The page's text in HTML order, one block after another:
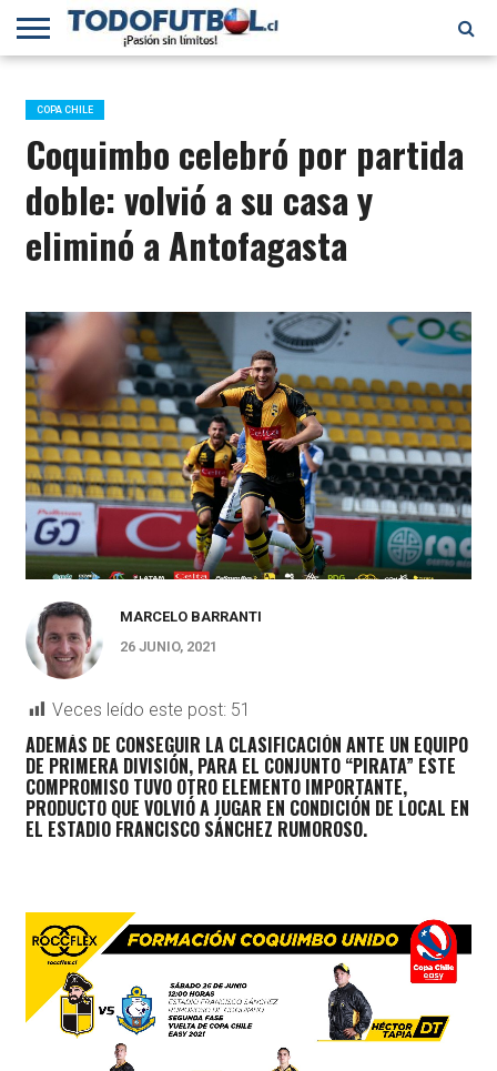
PRIMERA
B
SELECCIÓN
CHILENA
CHILENOS
EN EL
MUNDO
FÚTBOL
INTERNACIONAL
COPA CHILE
Coquimbo celebró por partida
doble: volvió a su casa y
eliminó a Antofagasta
MARCELO BARRANTI
26 JUNIO, 2021
Veces leído este post: 51
ADEMÁS DE CONSEGUIR LA CLASIFICACIÓN ANTE UN EQUIPO
DE PRIMERA DIVISIÓN, PARA EL CONJUNTO “PIRATA” ESTE
COMPROMISO TUVO OTRO ELEMENTO IMPORTANTE,
PRODUCTO QUE VOLVIÓ A JUGAR EN CONDICIÓN DE LOCAL EN
EL ESTADIO FRANCISCO SÁNCHEZ RUMOROSO.